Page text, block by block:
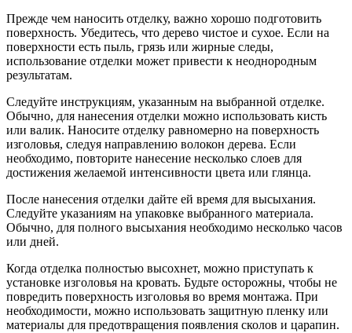
Прежде чем наносить отделку, важно хорошо подготовить
поверхность. Убедитесь, что дерево чистое и сухое. Если на
поверхности есть пыль, грязь или жирные следы,
использование отделки может привести к неоднородным
результатам.
Следуйте инструкциям, указанным на выбранной отделке.
Обычно, для нанесения отделки можно использовать кисть
или валик. Наносите отделку равномерно на поверхность
изголовья, следуя направлению волокон дерева. Если
необходимо, повторите нанесение несколько слоев для
достижения желаемой интенсивности цвета или глянца.
После нанесения отделки дайте ей время для высыхания.
Следуйте указаниям на упаковке выбранного материала.
Обычно, для полного высыхания необходимо несколько часов
или дней.
Когда отделка полностью высохнет, можно приступать к
установке изголовья на кровать. Будьте осторожны, чтобы не
повредить поверхность изголовья во время монтажа. При
необходимости, можно использовать защитную пленку или
материалы для предотвращения появления сколов и царапин.